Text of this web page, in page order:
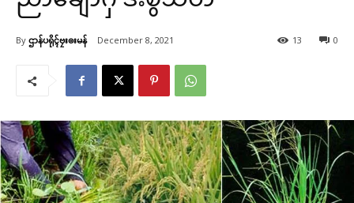
By ဌာန်ပရိုၚ်ဗၠးၜးမန် December 8, 2021 0
13